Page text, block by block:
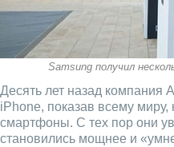
Samsung получил
Десять лет назад компания
iPhone, показав всему
смартфоны. С тех пор они
становились мощнее и